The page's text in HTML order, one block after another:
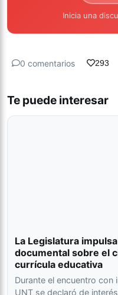
Inicia una
0 comentarios 293
Te puede interesar
La Legislatura
documental sobre el
currícula educativa
Durante el encuentro con
UNT se declaró de